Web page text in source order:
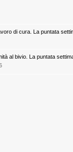
di cura. La puntata
al bivio. La puntata